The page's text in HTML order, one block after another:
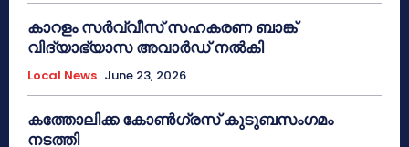
കാറളം സർവ്വീസ് സഹകരണ ബാങ്ക്
വിദ്യാഭ്യാസ അവാർഡ് നൽകി
Local News June 23, 2026
കത്തോലിക്ക കോൺഗ്രസ് കുടുബസംഗമം
നടത്തി